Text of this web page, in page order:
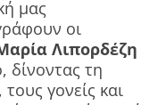
μας
οι
Λιπορδέζη
δίνοντας τη
γονείς και